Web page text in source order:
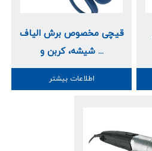
قیچی مخصوص برش الیاف
شیشه، کربن و ...
اطلاعات بیشتر